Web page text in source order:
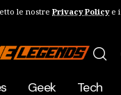
le nostre Privacy Policye i
Geek Tech